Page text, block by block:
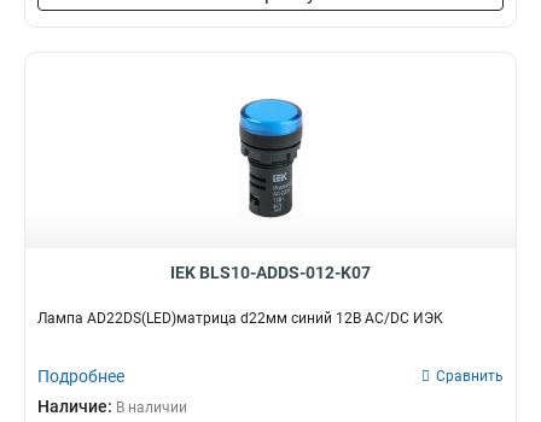
IEK BLS10-ADDS-012-K07
Лампа AD22DS(LED)матрица d22мм синий 12В AC/DC ИЭК
Подробнее Сравнить
Наличие: В наличии